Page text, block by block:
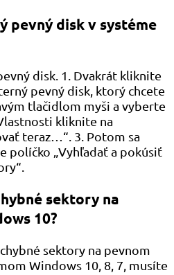
pevný disk v systéme
disk. 1. Dvakrát kliknite
pevný disk, ktorý chcete
tlačidlom myši a vyberte
kliknite na
teraz…“. 3. Potom sa
políčko „Vyhľadať a pokúsiť
sektory na
10?
sektory na pevnom
Windows 10, 8, 7, musíte